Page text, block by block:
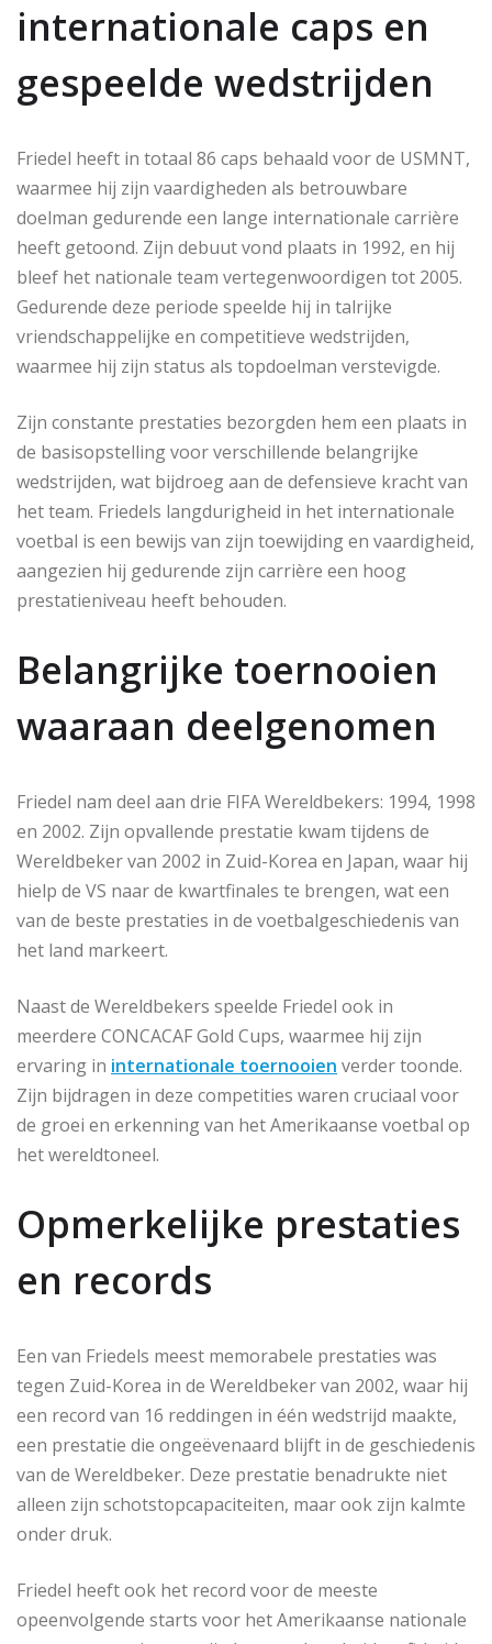
internationale caps en
gespeelde wedstrijden
Friedel heeft in totaal 86 caps behaald voor de USMNT,
waarmee hij zijn vaardigheden als betrouwbare
doelman gedurende een lange internationale carrière
heeft getoond. Zijn debuut vond plaats in 1992, en hij
bleef het nationale team vertegenwoordigen tot 2005.
Gedurende deze periode speelde hij in talrijke
vriendschappelijke en competitieve wedstrijden,
waarmee hij zijn status als topdoelman verstevigde.
Zijn constante prestaties bezorgden hem een plaats in
de basisopstelling voor verschillende belangrijke
wedstrijden, wat bijdroeg aan de defensieve kracht van
het team. Friedels langdurigheid in het internationale
voetbal is een bewijs van zijn toewijding en vaardigheid,
aangezien hij gedurende zijn carrière een hoog
prestatieniveau heeft behouden.
Belangrijke toernooien
waaraan deelgenomen
Friedel nam deel aan drie FIFA Wereldbekers: 1994, 1998
en 2002. Zijn opvallende prestatie kwam tijdens de
Wereldbeker van 2002 in Zuid-Korea en Japan, waar hij
hielp de VS naar de kwartfinales te brengen, wat een
van de beste prestaties in de voetbalgeschiedenis van
het land markeert.
Naast de Wereldbekers speelde Friedel ook in
meerdere CONCACAF Gold Cups, waarmee hij zijn
ervaring in internationale toernooien verder toonde.
Zijn bijdragen in deze competities waren cruciaal voor
de groei en erkenning van het Amerikaanse voetbal op
het wereldtoneel.
Opmerkelijke prestaties
en records
Een van Friedels meest memorabele prestaties was
tegen Zuid-Korea in de Wereldbeker van 2002, waar hij
een record van 16 reddingen in één wedstrijd maakte,
een prestatie die ongeëvenaard blijft in de geschiedenis
van de Wereldbeker. Deze prestatie benadrukte niet
alleen zijn schotstopcapaciteiten, maar ook zijn kalmte
onder druk.
Friedel heeft ook het record voor de meeste
opeenvolgende starts voor het Amerikaanse nationale